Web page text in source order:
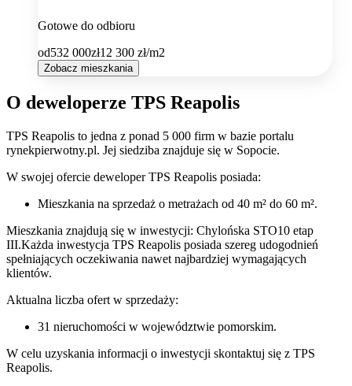
Gotowe do odbioru
od532 000zł12 300 zł/m2
Zobacz mieszkania
O deweloperze TPS Reapolis
TPS Reapolis to jedna z ponad 5 000 firm w bazie portalu
rynekpierwotny.pl. Jej siedziba znajduje się w Sopocie.
W swojej ofercie deweloper TPS Reapolis posiada:
Mieszkania na sprzedaż o metrażach od 40 m² do 60 m².
Mieszkania znajdują się w inwestycji: Chylońska STO10 etap
III.Każda inwestycja TPS Reapolis posiada szereg udogodnień
spełniających oczekiwania nawet najbardziej wymagających
klientów.
Aktualna liczba ofert w sprzedaży:
31 nieruchomości w województwie pomorskim.
W celu uzyskania informacji o inwestycji skontaktuj się z TPS
Reapolis.